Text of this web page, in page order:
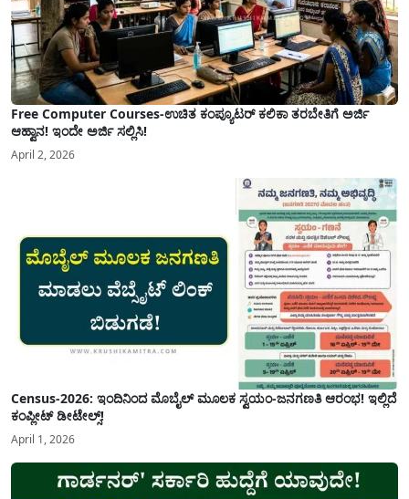
Free Computer Courses-ಉಚಿತ ಕಂಪ್ಯೂಟರ್ ಕಲಿಕಾ ತರಬೇತಿಗೆ ಅರ್ಜಿ
ಆಹ್ವಾನ! ಇಂದೇ ಅರ್ಜಿ ಸಲ್ಲಿಸಿ!
April 2, 2026
Census-2026: ಇಂದಿನಿಂದ ಮೊಬೈಲ್ ಮೂಲಕ ಸ್ವಯಂ-ಜನಗಣತಿ ಆರಂಭ! ಇಲ್ಲಿದೆ
ಕಂಪ್ಲೀಟ್ ಡೀಟೇಲ್ಸ್!
April 1, 2026